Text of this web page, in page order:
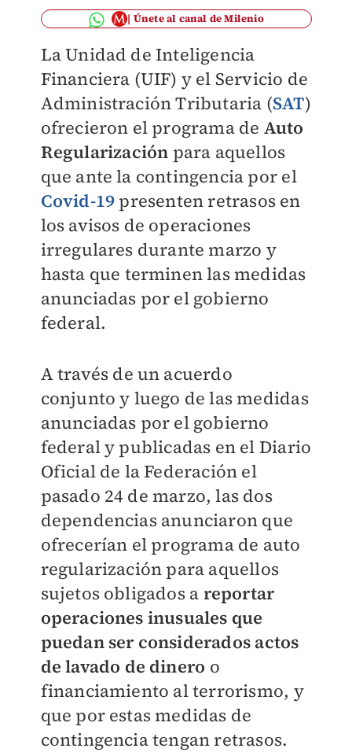
Únete al canal de Milenio
La Unidad de Inteligencia
Financiera (UIF) y el Servicio de
Administración Tributaria (SAT)
ofrecieron el programa de Auto
Regularización para aquellos
que ante la contingencia por el
Covid-19 presenten retrasos en
los avisos de operaciones
irregulares durante marzo y
hasta que terminen las medidas
anunciadas por el gobierno
federal.
A través de un acuerdo
conjunto y luego de las medidas
anunciadas por el gobierno
federal y publicadas en el Diario
Oficial de la Federación el
pasado 24 de marzo, las dos
dependencias anunciaron que
ofrecerían el programa de auto
regularización para aquellos
sujetos obligados a reportar
operaciones inusuales que
puedan ser considerados actos
de lavado de dinero o
financiamiento al terrorismo, y
que por estas medidas de
contingencia tengan retrasos.